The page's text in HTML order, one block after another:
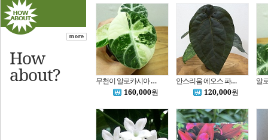
How
about?
무천이 알로카시아 닌자 화이트 알보 바리에가타A1124-동일품배송,무료배송,높이 13cm,너비 11cm(8cm화분)
160,000원
안스리움 에오스 파필퍼플X에오스A1125-동일품배송,무료배송,높이 26cm,너비 32cm
120,000원